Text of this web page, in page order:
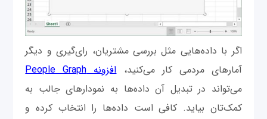
اگر با داده‌هایی مثل بررسی مشتریان، رای‌گیری و دیگر
آمارهای مردمی کار می‌کنید،افزونه People Graph
می‌تواند در تبدیل آن داده‌ها به نمودارهای جالب به
کمک‌تان بیاید. کافی است داده‌ها را انتخاب کرده و